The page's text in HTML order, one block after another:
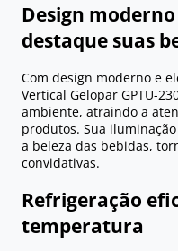
Design
destaque suas
Com design moderno e
Vertical Gelopar GPTU-
ambiente, atraindo a
produtos. Sua
a beleza das bebidas,
convidativas.
Refrigeração
temperatura